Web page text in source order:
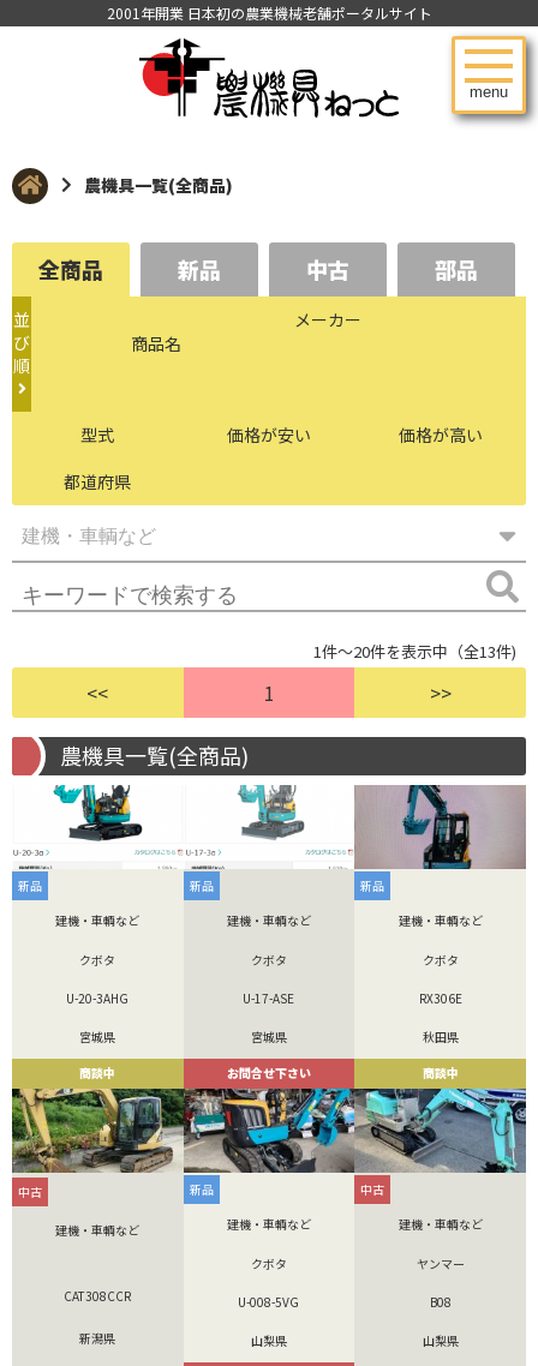
menu
2001年開業 日本初の農業機械老舗ポータルサイト
農機具一覧(全商品)
全商品 新品 中古 部品
並
び
順
商品名
メーカー
型式 価格が安い
価格が高い
都道府県
1件～20件を表示中（全13件)
<< 1 >>
農機具一覧(全商品)
新品
建機・車輌など
クボタ
U-20-3AHG
宮城県
商談中
新品
建機・車輌など
クボタ
U-17-ASE
宮城県
お問合せ下さい
新品
建機・車輌など
クボタ
RX306E
秋田県
商談中
中古
建機・車輌など
CAT308CCR
新潟県
新品
建機・車輌など
クボタ
U-008-5VG
山梨県
中古
建機・車輌など
ヤンマー
B08
山梨県